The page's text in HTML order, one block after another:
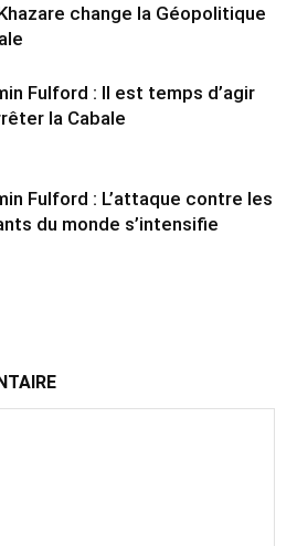
change la Géopolitique
Fulford : Il est temps d’agir
la Cabale
Fulford : L’attaque contre les
du monde s’intensifie